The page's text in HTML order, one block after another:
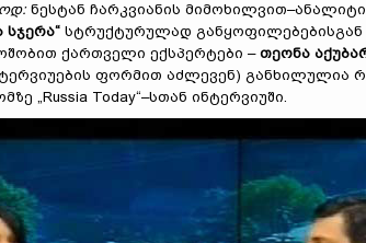
ნესტან ჩარკვიანის
სტრუქტურულად
ქართველი ექსპერტები – თეონა
ფორმით აძლევენ) განხილულია
„Russia Today“–სთან ინტერვიუში.